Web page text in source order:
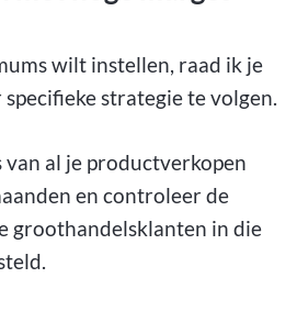
wilt instellen, raad ik je
specifieke strategie te volgen.
van al je productverkopen
en controleer de
groothandelsklanten in die